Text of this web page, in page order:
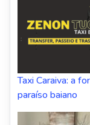
Taxi Caraiva: a
paraíso baiano